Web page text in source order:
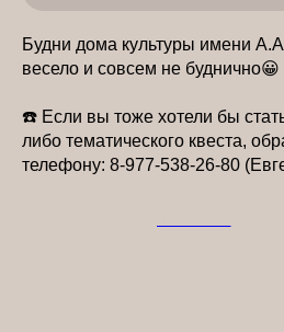
Будни дома культуры имени
весело и совсем не буднично😀
☎️ Если вы тоже хотели бы
либо тематического квеста,
телефону: 8-977-538-26-80